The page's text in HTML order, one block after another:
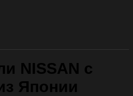
NISSAN с
Японии